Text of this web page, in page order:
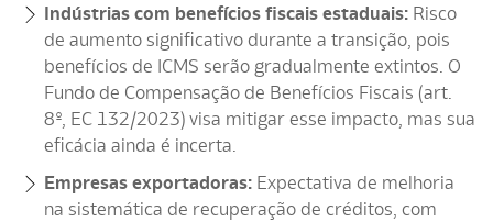
Indústrias com benefícios fiscais estaduais: Risco
de aumento significativo durante a transição, pois
benefícios de ICMS serão gradualmente extintos. O
Fundo de Compensação de Benefícios Fiscais (art.
8º, EC 132/2023) visa mitigar esse impacto, mas sua
eficácia ainda é incerta.
Empresas exportadoras: Expectativa de melhoria
na sistemática de recuperação de créditos, com